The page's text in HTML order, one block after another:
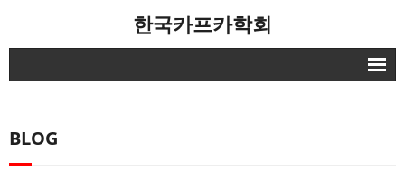
한국카프카학회
HOME
공지사항
BLOG